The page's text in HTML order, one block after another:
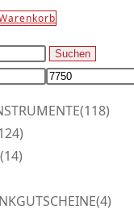
Suchen
(118)
(14)
(4)